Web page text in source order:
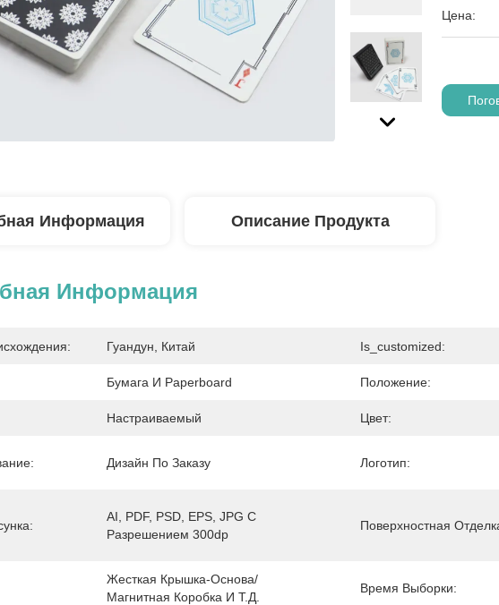
Цена:
Информация Описание Продукта
Информация
Гуандун, Китай Is_customized:
Бумага И Paperboard Положение:
Настраиваемый Цвет:
Дизайн По Заказу Логотип:
AI, PDF, PSD, EPS, JPG С
Разрешением 300dp
Поверхностная
Жесткая Крышка-Основа/
Магнитная Коробка И Т.д.
Время Выборки: